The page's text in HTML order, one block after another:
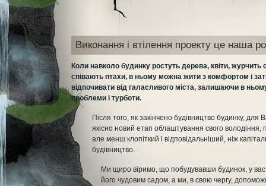
Виконання і втілення проекту це наша
Коли навколо будинку ростуть дерева, квіти, журчить
співають птахи, в ньому можна жити з комфортом і
відпочивати від галасливого міста, залишаючи в
проблеми і турботи.
Після того, як закінчено будівництво будинку, для
якісно новий етап облаштування свого володіння,
але менш клопіткий і відповідальніший, ніж
будівництво.
Ми щиро віримо, що побудувавши будинок, у
його чудовим садом, а ми, в свою чергу,